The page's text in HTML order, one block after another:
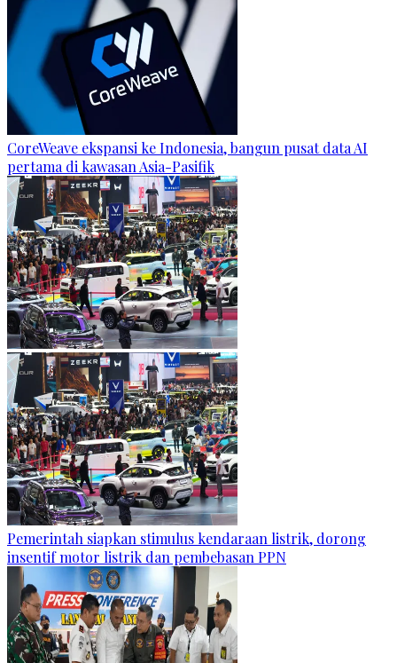
CoreWeave ekspansi ke Indonesia, bangun pusat data AI
pertama di kawasan Asia-Pasifik
Pemerintah siapkan stimulus kendaraan listrik, dorong
insentif motor listrik dan pembebasan PPN